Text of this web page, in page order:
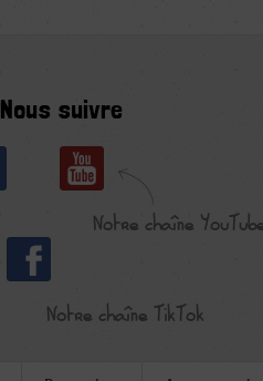
Nous suivre
Notre chaîne
Notre chaîne TikTok